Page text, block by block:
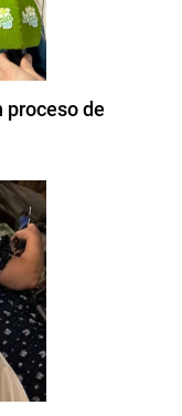
proceso de